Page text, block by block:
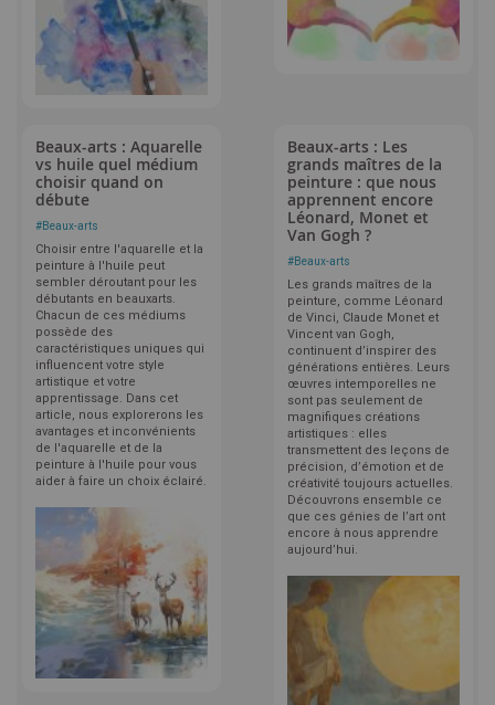
Beaux-arts : Aquarelle
vs huile quel médium
choisir quand on
débute
#Beaux-arts
Choisir entre l'aquarelle et la
peinture à l'huile peut
sembler déroutant pour les
débutants en beauxarts.
Chacun de ces médiums
possède des
caractéristiques uniques qui
influencent votre style
artistique et votre
apprentissage. Dans cet
article, nous explorerons les
avantages et inconvénients
de l'aquarelle et de la
peinture à l'huile pour vous
aider à faire un choix éclairé.
Beaux-arts : Les
grands maîtres de la
peinture : que nous
apprennent encore
Léonard, Monet et
Van Gogh ?
#Beaux-arts
Les grands maîtres de la
peinture, comme Léonard
de Vinci, Claude Monet et
Vincent van Gogh,
continuent d’inspirer des
générations entières. Leurs
œuvres intemporelles ne
sont pas seulement de
magnifiques créations
artistiques : elles
transmettent des leçons de
précision, d’émotion et de
créativité toujours actuelles.
Découvrons ensemble ce
que ces génies de l’art ont
encore à nous apprendre
aujourd’hui.